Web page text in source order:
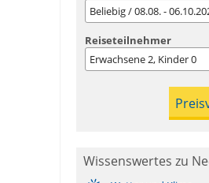
Beliebig / 08.08. -
Reiseteilnehmer
Erwachsene2, Kinder0
Wissenswertes zu